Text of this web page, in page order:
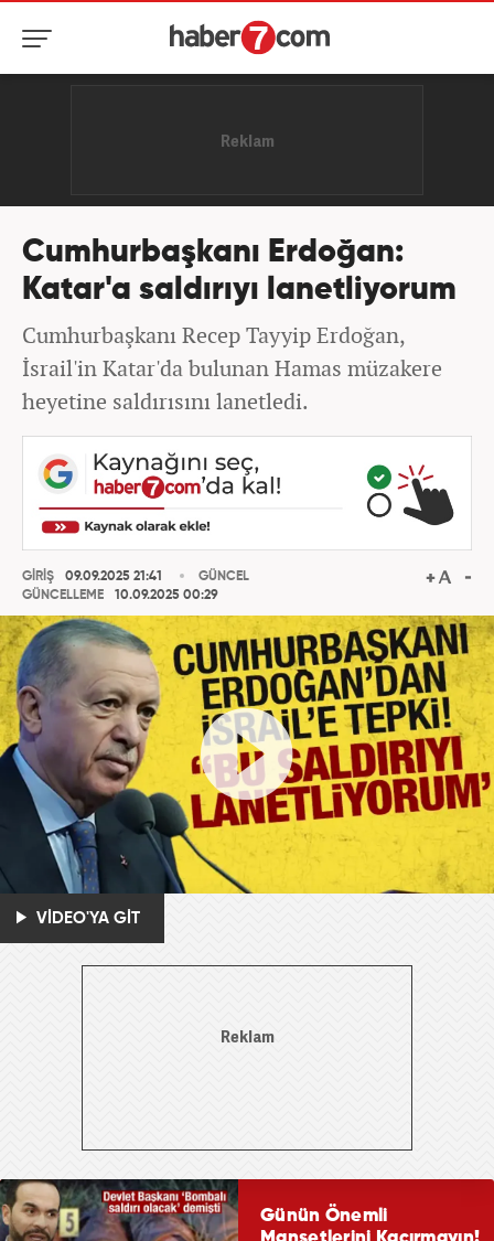
Cumhurbaşkanı Erdoğan:
Katar'a saldırıyı lanetliyorum
Cumhurbaşkanı Recep Tayyip Erdoğan,
İsrail'in Katar'da bulunan Hamas müzakere
heyetine saldırısını lanetledi.
GİRİŞ
09.09.2025 21:41
GÜNCELLEME
10.09.2025 00:29
GÜNCEL
VİDEO'YA GİT